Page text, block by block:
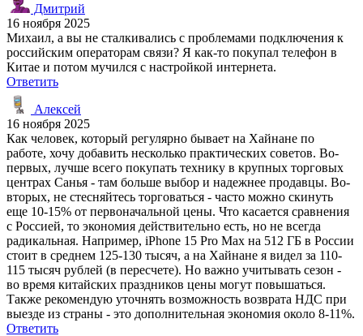
Дмитрий
16 ноября 2025
Михаил, а вы не сталкивались с проблемами подключения к
российским операторам связи? Я как-то покупал телефон в
Китае и потом мучился с настройкой интернета.
Ответить
Алексей
16 ноября 2025
Как человек, который регулярно бывает на Хайнане по
работе, хочу добавить несколько практических советов. Во-
первых, лучше всего покупать технику в крупных торговых
центрах Санья - там больше выбор и надежнее продавцы. Во-
вторых, не стесняйтесь торговаться - часто можно скинуть
еще 10-15% от первоначальной цены. Что касается сравнения
с Россией, то экономия действительно есть, но не всегда
радикальная. Например, iPhone 15 Pro Max на 512 ГБ в России
стоит в среднем 125-130 тысяч, а на Хайнане я видел за 110-
115 тысяч рублей (в пересчете). Но важно учитывать сезон -
во время китайских праздников цены могут повышаться.
Также рекомендую уточнять возможность возврата НДС при
выезде из страны - это дополнительная экономия около 8-11%.
Ответить